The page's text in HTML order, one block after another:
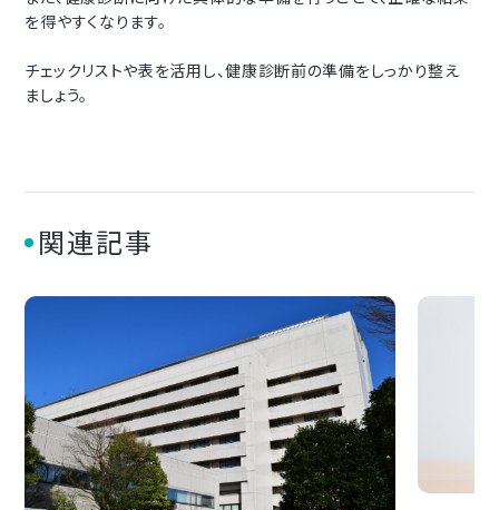
を得やすくなります。
チェックリストや表を活用し、健康診断前の準備をしっかり整え
ましょう。
関連記事